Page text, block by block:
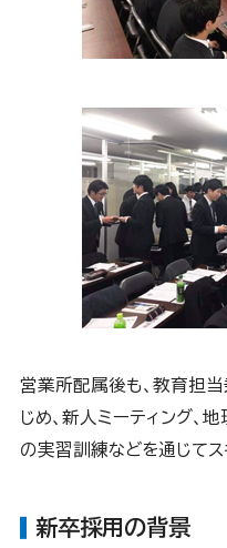
営業所配属後も、教育担
じめ、新人ミーティング、
の実習訓練などを通じてス
新卒採用の背景